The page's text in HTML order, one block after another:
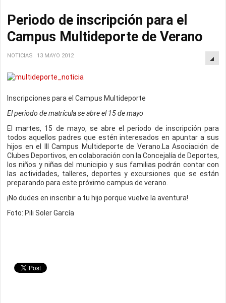
Periodo de inscripción para el
Campus Multideporte de Verano
NOTICIAS 13 MAYO 2012
Inscripciones para el Campus Multideporte
El periodo de matrícula se abre el 15 de mayo
El martes, 15 de mayo, se abre el periodo de inscripción para
todos aquellos padres que estén interesados en apuntar a sus
hijos en el III Campus Multideporte de Verano.La Asociación de
Clubes Deportivos, en colaboración con la Concejalía de Deportes,
los niños y niñas del municipio y sus familias podrán contar con
las actividades, talleres, deportes y excursiones que se están
preparando para este próximo campus de verano.
¡No dudes en inscribir a tu hijo porque vuelve la aventura!
Foto: Pili Soler García